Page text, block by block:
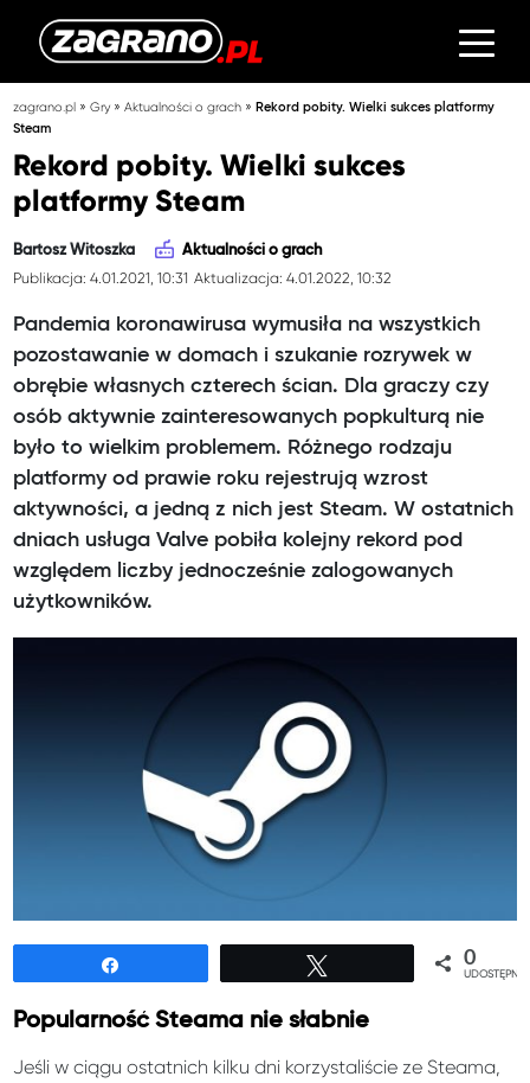
zagrano.pl »Gry»Aktualności o grach »Rekord pobity. Wielki sukces platformy
Steam
Rekord pobity. Wielki sukces
platformy Steam
Bartosz Witoszka Aktualności o grach
Publikacja: 4.01.2021, 10:31 Aktualizacja: 4.01.2022, 10:32
Pandemia koronawirusa wymusiła na wszystkich
pozostawanie w domach i szukanie rozrywek w
obrębie własnych czterech ścian. Dla graczy czy
osób aktywnie zainteresowanych popkulturą nie
było to wielkim problemem. Różnego rodzaju
platformy od prawie roku rejestrują wzrost
aktywności, a jedną z nich jest Steam. W ostatnich
dniach usługa Valve pobiła kolejny rekord pod
względem liczby jednocześnie zalogowanych
użytkowników.
0
Popularność Steama nie słabnie
Jeśli w ciągu ostatnich kilku dni korzystaliście ze Steama,